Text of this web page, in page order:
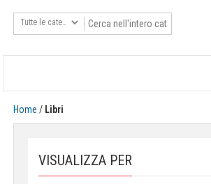
Home / Libri
VISUALIZZA PER